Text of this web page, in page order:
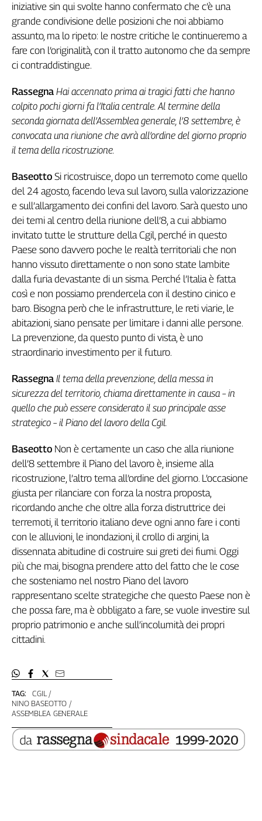
TAG:
CGIL
NINO BASEOTTO
ASSEMBLEA GENERALE
iniziative sin qui svolte hanno confermato che c’è una
grande condivisione delle posizioni che noi abbiamo
assunto, ma lo ripeto: le nostre critiche le continueremo a
fare con l’originalità, con il tratto autonomo che da sempre
ci contraddistingue.
Rassegna Hai accennato prima ai tragici fatti che hanno
colpito pochi giorni fa l’Italia centrale. Al termine della
seconda giornata dell’Assemblea generale, l’8 settembre, è
convocata una riunione che avrà all’ordine del giorno proprio
il tema della ricostruzione.
Baseotto Si ricostruisce, dopo un terremoto come quello
del 24 agosto, facendo leva sul lavoro, sulla valorizzazione
e sull’allargamento dei confini del lavoro. Sarà questo uno
dei temi al centro della riunione dell’8, a cui abbiamo
invitato tutte le strutture della Cgil, perché in questo
Paese sono davvero poche le realtà territoriali che non
hanno vissuto direttamente o non sono state lambite
dalla furia devastante di un sisma. Perché l’Italia è fatta
così e non possiamo prendercela con il destino cinico e
baro. Bisogna però che le infrastrutture, le reti viarie, le
abitazioni, siano pensate per limitare i danni alle persone.
La prevenzione, da questo punto di vista, è uno
straordinario investimento per il futuro.
Rassegna Il tema della prevenzione, della messa in
sicurezza del territorio, chiama direttamente in causa – in
quello che può essere considerato il suo principale asse
strategico – il Piano del lavoro della Cgil.
Baseotto Non è certamente un caso che alla riunione
dell’8 settembre il Piano del lavoro è, insieme alla
ricostruzione, l’altro tema all’ordine del giorno. L’occasione
giusta per rilanciare con forza la nostra proposta,
ricordando anche che oltre alla forza distruttrice dei
terremoti, il territorio italiano deve ogni anno fare i conti
con le alluvioni, le inondazioni, il crollo di argini, la
dissennata abitudine di costruire sui greti dei fiumi. Oggi
più che mai, bisogna prendere atto del fatto che le cose
che sosteniamo nel nostro Piano del lavoro
rappresentano scelte strategiche che questo Paese non è
che possa fare, ma è obbligato a fare, se vuole investire sul
proprio patrimonio e anche sull’incolumità dei propri
cittadini.